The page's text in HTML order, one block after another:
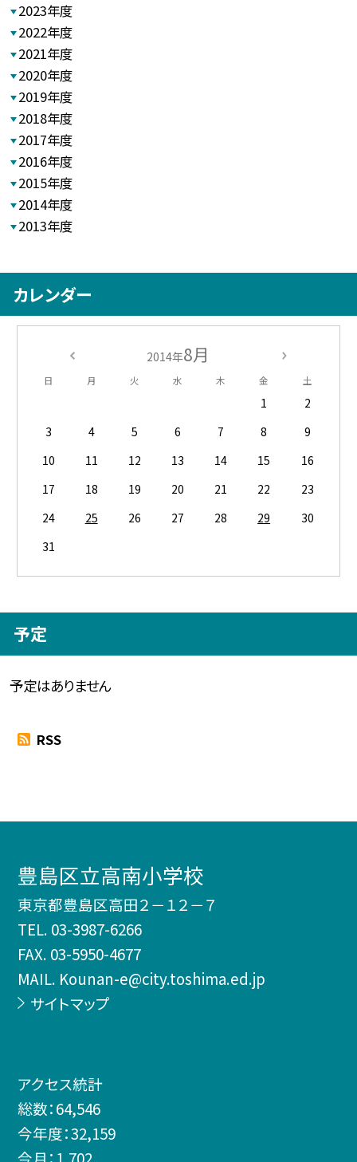
2023年度
2022年度
2021年度
2020年度
2019年度
2018年度
2017年度
2016年度
2015年度
2014年度
2013年度
カレンダー
2014年8月
日 月 火 水 木 金 土
1
2
3
4 5 6 7 8
9
10
11 12 13 14 15
16
17
18 19 20 21 22
23
24
25 26 27 28 29
30
31
予定
予定はありません
RSS
豊島区立高南小学校
東京都豊島区高田２－１２－７
TEL. 03-3987-6266
FAX. 03-5950-4677
MAIL. Kounan-e@city.toshima.ed.jp
サイトマップ
アクセス統計
総数：64,546
今年度：32,159
今月： 1,702